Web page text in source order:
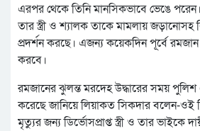
এরপর থেকে তিনি মানসিকভাবে ভেঙে
তার স্ত্রী ও শ্যালক তাকে মামলায় জড়ানোসহ
প্রদর্শন করছে। এজন্য কয়েকদিন পূর্বে
করবে।
রমজানের ঝুলন্ত মরদেহ উদ্ধারের সময় পুলিশ
করেছে জানিয়ে লিয়াকত সিকদার বলেন-ওই
মৃত্যুর জন্য ডির্ভোসপ্রাপ্ত স্ত্রী ও তার ভাইকে